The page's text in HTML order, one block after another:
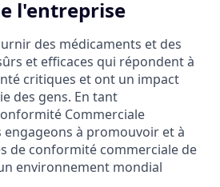
l'entreprise
des médicaments et des
et efficaces qui répondent à
critiques et ont un impact
des gens. En tant
Commerciale
à promouvoir et à
de conformité commerciale de
environnement mondial